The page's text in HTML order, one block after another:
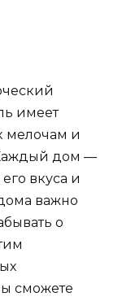
имеет
мелочам и
Каждый дом —
вкуса и
важно
о
сможете